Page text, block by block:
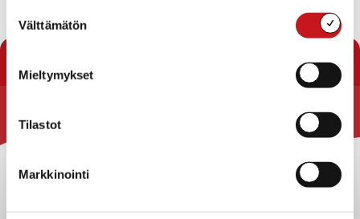
valinta
Välttämätön
Mieltymykset
Tilastot
Markkinointi
Rautalammin kunta
Kuntainfo